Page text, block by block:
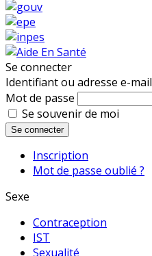
Se connecter
Identifiant ou adresse e-mail
Mot de passe
Se souvenir de moi
Se connecter
Inscription
Mot de passe oublié ?
Sexe
Contraception
IST
Sexualité